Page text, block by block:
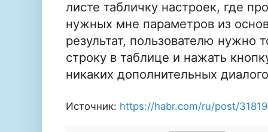
листе табличку настроек, где
нужных мне параметров из
результат, пользователю нужно
строку в таблице и нажать
никаких дополнительных
Источник: https://habr.com/ru/post/